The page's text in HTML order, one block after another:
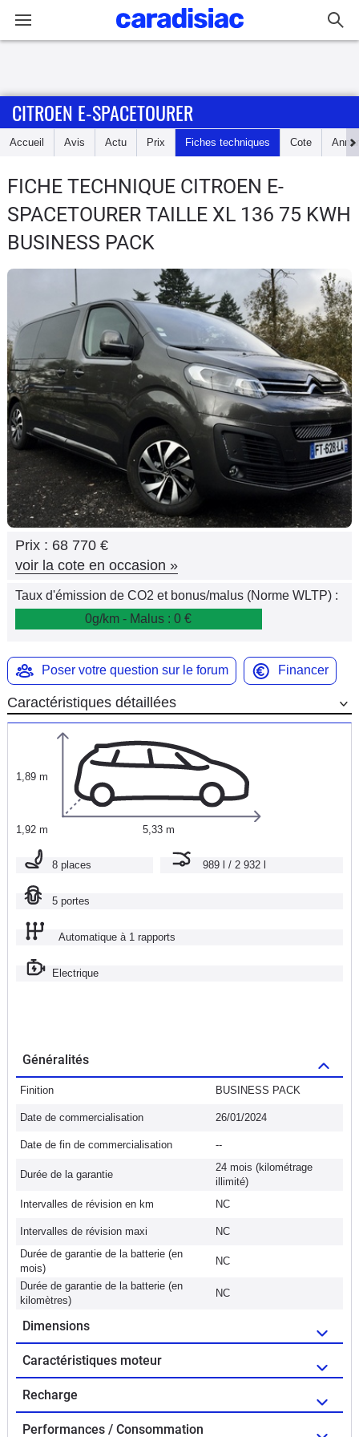
Accueil
Essais
Guide
d'achat
Utilitaires
Flottes
Auto
Services
Forum
Moto
Marques
CITROEN E-SPACETOURER
Accueil Avis Actu Prix Fiches techniques Cote
FICHE TECHNIQUE CITROEN E-
SPACETOURER TAILLE XL 136 75 KWH
BUSINESS PACK
Prix : 68 770 €
voir la cote en occasion »
Taux d'émission de CO2 et bonus/malus (Norme WLTP) :
0g/km - Malus : 0 €
Poser votre question sur le forum Financer
Caractéristiques détaillées
1,89 m
1,92 m 5,33 m
8 places 989 l / 2 932 l
5 portes
Automatique à 1 rapports
Electrique
Généralités
Finition BUSINESS PACK
Date de commercialisation 26/01/2024
Date de fin de commercialisation --
Durée de la garantie
24 mois (kilométrage
illimité)
Intervalles de révision en km
NC
Intervalles de révision maxi
NC
Durée de garantie de la batterie (en
mois)
NC
Durée de garantie de la batterie (en
kilomètres)
NC
Dimensions
Caractéristiques moteur
Recharge
Performances / Consommation